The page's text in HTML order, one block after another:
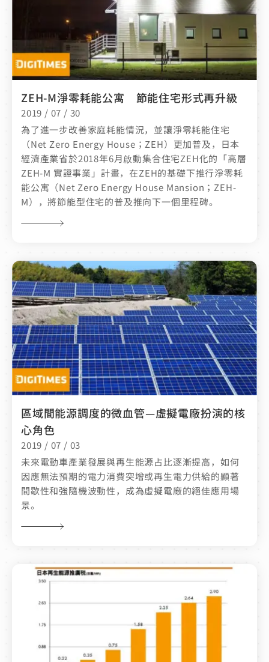
ZEH-M淨零耗能公寓 節能住宅形式再升級
2019 / 07 / 30
為了進一步改善家庭耗能情況，並讓淨零耗能住宅
（Net Zero Energy House；ZEH）更加普及，日本
經濟產業省於2018年6月啟動集合住宅ZEH化的「高層
ZEH-M 實證事業」計畫，在ZEH的基礎下推行淨零耗
能公寓（Net Zero Energy House Mansion；ZEH-
M），將節能型住宅的普及推向下一個里程碑。
區域間能源調度的微血管—虛擬電廠扮演的核
心角色
2019 / 07 / 03
未來電動車產業發展與再生能源占比逐漸提高，如何
因應無法預期的電力消費突增或再生電力供給的顯著
間歇性和強隨機波動性，成為虛擬電廠的絕佳應用場
景。